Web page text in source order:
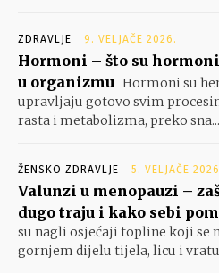
ZDRAVLJE 9. VELJAČE 2026.
Hormoni – što su
u organizmu Hormoni su
upravljaju gotovo svim
rasta i metabolizma, preko sna...
ŽENSKO ZDRAVLJE 5. VELJAČE
Valunzi u menopauzi –
dugo traju i kako sebi
su nagli osjećaji topline koji se
gornjem dijelu tijela, licu i